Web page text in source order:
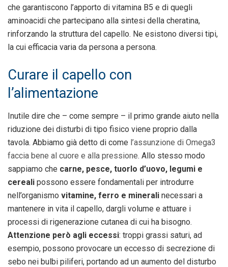
che garantiscono l’apporto di vitamina B5 e di quegli
aminoacidi che partecipano alla sintesi della cheratina,
rinforzando la struttura del capello. Ne esistono diversi tipi,
la cui efficacia varia da persona a persona.
Curare il capello con
l’alimentazione
Inutile dire che – come sempre – il primo grande aiuto nella
riduzione dei disturbi di tipo fisico viene proprio dalla
tavola. Abbiamo già detto di come l’assunzione di Omega3
faccia bene al cuore e alla pressione. Allo stesso modo
sappiamo che carne, pesce, tuorlo d’uovo, legumi e
cereali possono essere fondamentali per introdurre
nell’organismo vitamine, ferro e minerali necessari a
mantenere in vita il capello, dargli volume e attuare i
processi di rigenerazione cutanea di cui ha bisogno.
Attenzione però agli eccessi: troppi grassi saturi, ad
esempio, possono provocare un eccesso di secrezione di
sebo nei bulbi piliferi, portando ad un aumento del disturbo